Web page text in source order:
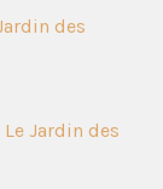
des
Jardin des